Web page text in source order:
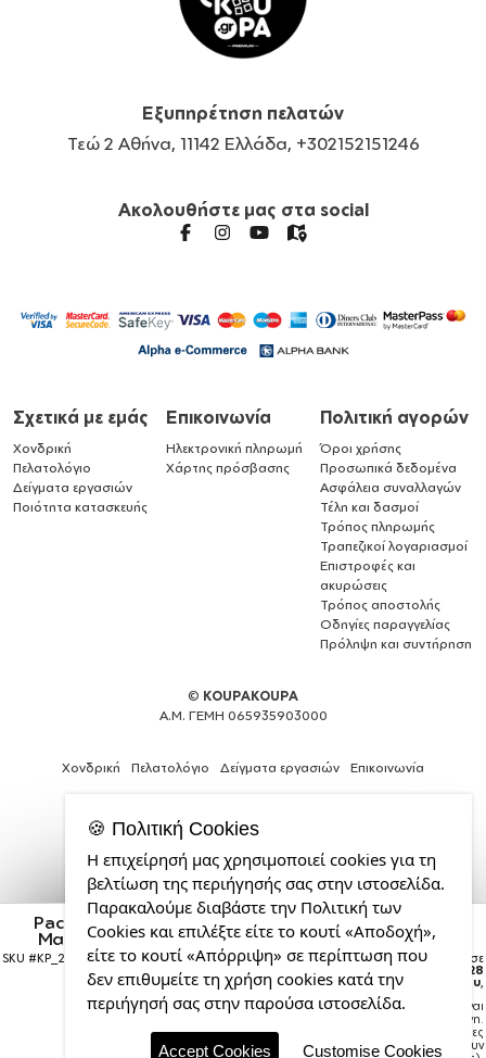
Pacman waka waka waka, Μαξιλάρι καναπέ Μαγικό
Μαύρο με πούλιες 40x40cm περιέχεται το γέμισμα
SKU #KP_276_pilsequin-black Η παραγγελία σας θα παραδοθεί σε
courier έως την Παρασκευή 28
Αυγούστου,
Σημείωση:Η παράδοση στο courier είναι
εκτιμώμενη.
1–3 εργάσιμες
ημέρες (ενδέχεται να υπάρξουν
Εξυπηρέτηση πελατών
Τεώ 2 Αθήνα, 11142 Ελλάδα, +302152151246
Ακολουθήστε μας στα social
Σχετικά με εμάς
Χονδρική
Πελατολόγιο
Δείγματα εργασιών
Ποιότητα κατασκευής
Επικοινωνία
Ηλεκτρονική πληρωμή
Χάρτης πρόσβασης
Πολιτική αγορών
Όροι χρήσης
Προσωπικά δεδομένα
Ασφάλεια συναλλαγών
Τέλη και δασμοί
Τρόπος πληρωμής
Τραπεζικοί λογαριασμοί
Επιστροφές και
ακυρώσεις
Τρόπος αποστολής
Οδηγίες παραγγελίας
Πρόληψη και συντήρηση
© KOUPAKOUPA
Α.Μ. ΓΕΜΗ 065935903000
Χονδρική Πελατολόγιο Δείγματα εργασιών Επικοινωνία
Expert
Web
Development
Services
από
την
CDL.gr
🍪 Πολιτική Cookies
Η επιχείρησή μας χρησιμοποιεί cookies για τη
βελτίωση της περιήγησής σας στην ιστοσελίδα.
Παρακαλούμε διαβάστε την Πολιτική των
Cookies και επιλέξτε είτε το κουτί «Αποδοχή»,
είτε το κουτί «Απόρριψη» σε περίπτωση που
δεν επιθυμείτε τη χρήση cookies κατά την
περιήγησή σας στην παρούσα ιστοσελίδα.
Accept Cookies Customise Cookies